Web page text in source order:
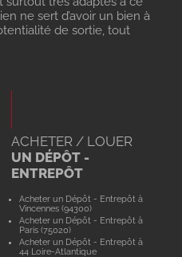
ne sert d’avoir un bien à
de sortie, tout
ACHETER / LOUER
UN DÉPÔT -
ENTREPÔT
Acheter un Dépôt - Entrepôt à
Vincennes (94300)
Acheter un Dépôt - Entrepôt à
Paris (75020)
Acheter un Dépôt - Entrepôt à
44 Loire-Atlantique